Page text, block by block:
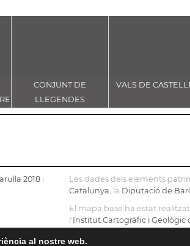
CONJUNT DE
LLEGENDES
VINCULADES AL CAMÍ
VALS DE
2018 i
Les dades dels elements
Catalunya, la Diputació de
El mapa base ha estat
l'Institut Cartogràfic i Geològic
al nostre web.